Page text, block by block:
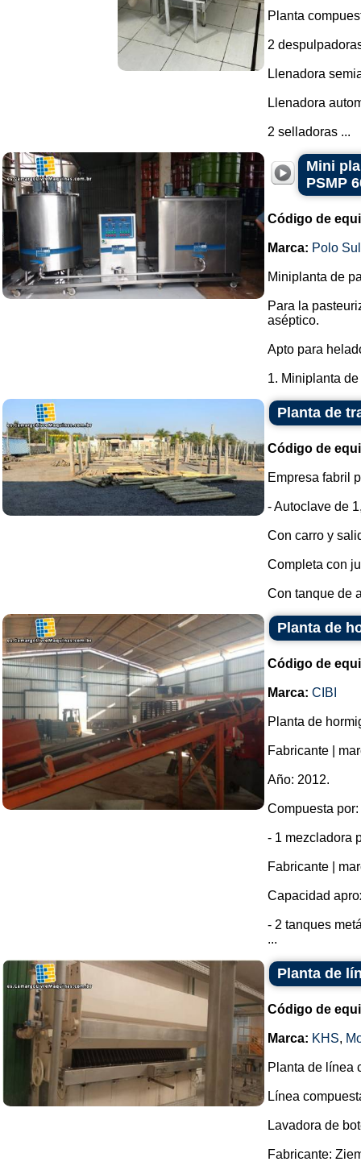
Planta
2
Llenadora
Llenadora
2 selladoras ...
Mini
PSMP
Código de
Marca: Polo
Miniplanta de
Para la
aséptico.
Apto para
1. Miniplanta
Planta de
Código de
Empresa fabril
- Autoclave de
Con carro y
Completa con
Con tanque de
Planta de
Código de
Marca: CIBI
Planta de
Fabricante |
Año: 2012.
Compuesta por:
- 1 mezcladora
Fabricante |
Capacidad
- 2 tanques
...
Planta de
Código de
Marca: KHS,
Planta de línea
Línea
Lavadora de
Fabricante: